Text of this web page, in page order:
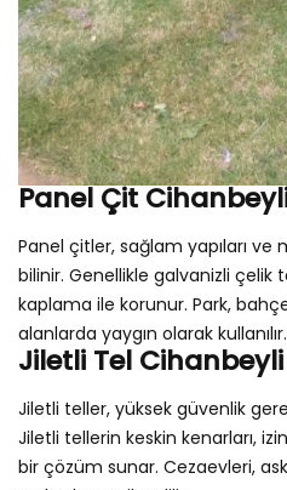
Panel Çit
Panel çitler, sağlam yapıları
bilinir. Genellikle galvanizli çelik
kaplama ile korunur. Park,
alanlarda yaygın olarak kullanılır.
Jiletli Tel Cihanbeyli
Jiletli teller, yüksek güvenlik
Jiletli tellerin keskin kenarları,
bir çözüm sunar. Cezaevleri,